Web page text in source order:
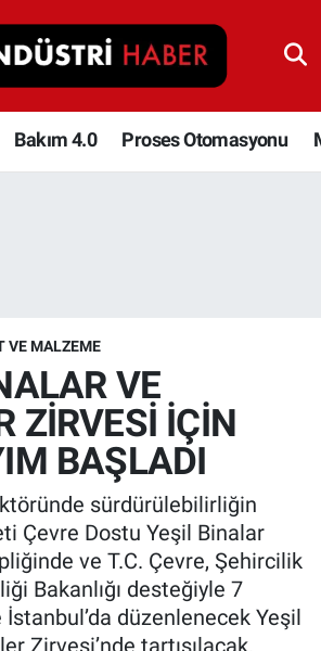
Bakım 4.0 Proses Otomasyonu
VE MALZEME
VE
ZİRVESİ İÇİN
BAŞLADI
sürdürülebilirliğin
Çevre Dostu Yeşil Binalar
ve T.C. Çevre, Şehircilik
Bakanlığı desteğiyle 7
düzenlenecek Yeşil
Zirvesi’nde tartışılacak.
Fabrikalar